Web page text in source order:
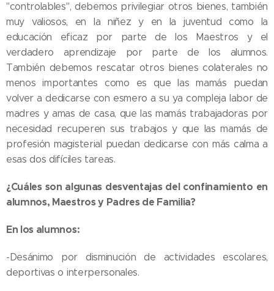
"controlables", debemos privilegiar otros bienes, también
muy valiosos, en la niñez y en la juventud como la
educación eficaz por parte de los Maestros y el
verdadero aprendizaje por parte de los alumnos.
También debemos rescatar otros bienes colaterales no
menos importantes como es que las mamás puedan
volver a dedicarse con esmero a su ya compleja labor de
madres y amas de casa, que las mamás trabajadoras por
necesidad recuperen sus trabajos y que las mamás de
profesión magisterial puedan dedicarse con más calma a
esas dos difíciles tareas.
¿Cuáles son algunas desventajas del confinamiento en
alumnos, Maestros y Padres de Familia?
En los alumnos:
-Desánimo por disminución de actividades escolares,
deportivas o interpersonales.